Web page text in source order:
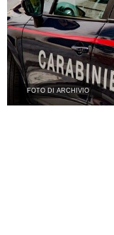
FOTO DI ARCHIVIO